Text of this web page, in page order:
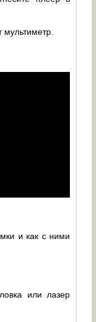
мультиметр.
и как с ними
или лазер